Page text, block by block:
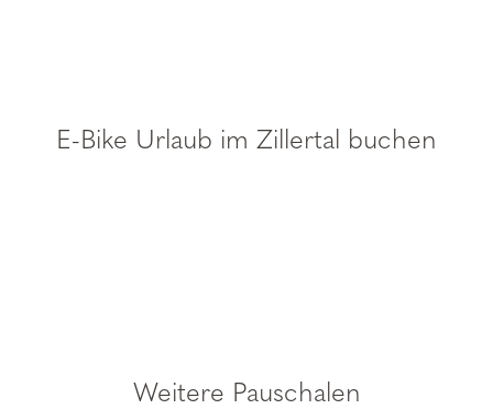
E-Bike Urlaub im Zillertal buchen
Weitere Pauschalen